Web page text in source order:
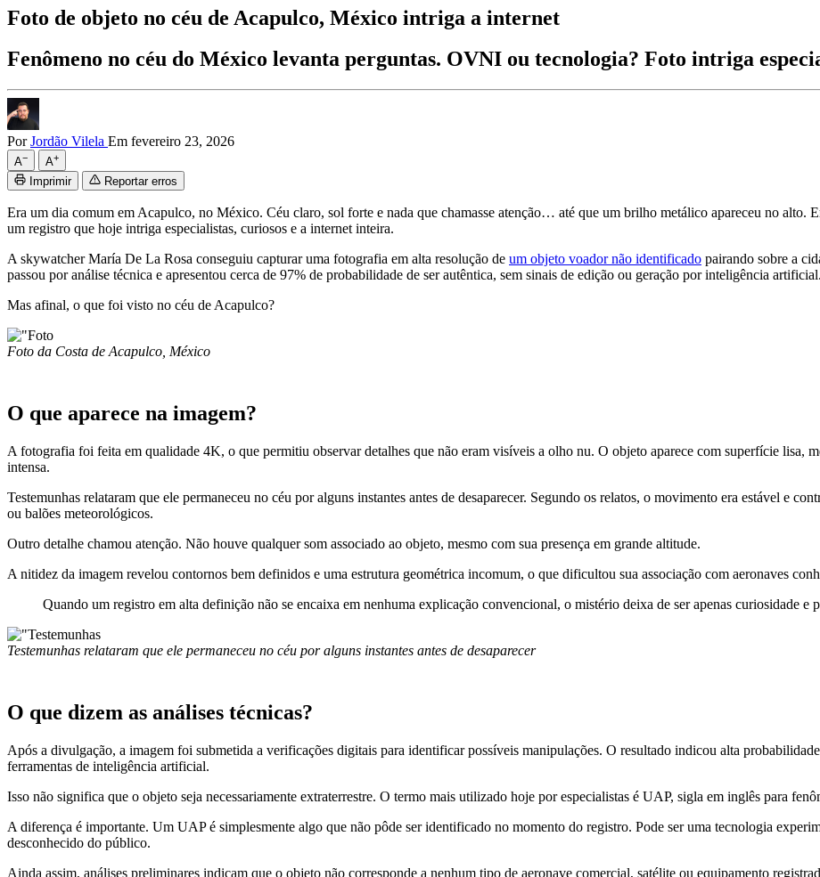
Foto de objeto no céu de Acapulco, México intriga a internet
Fenômeno no céu do México levanta perguntas. OVNI ou tecnologia? Foto intriga
PorJordão Vilela Em fevereiro 23, 2026
A− A+
Imprimir Reportar erros
Era um dia comum em Acapulco, no México. Céu claro, sol forte e nada que chamasse atenção… até que um brilho metálico apareceu no alto.
um registro que hoje intriga especialistas, curiosos e a internet inteira.
A skywatcher María De La Rosa conseguiu capturar uma fotografia em alta resolução de um objeto voador não identificado pairando sobre a
passou por análise técnica e apresentou cerca de 97% de probabilidade de ser autêntica, sem sinais de edição ou geração por inteligência artificial.
Mas afinal, o que foi visto no céu de Acapulco?
Foto da Costa de Acapulco, México
O que aparece na imagem?
A fotografia foi feita em qualidade 4K, o que permitiu observar detalhes que não eram visíveis a olho nu. O objeto aparece com superfície lisa,
intensa.
Testemunhas relataram que ele permaneceu no céu por alguns instantes antes de desaparecer. Segundo os relatos, o movimento era estável e
ou balões meteorológicos.
Outro detalhe chamou atenção. Não houve qualquer som associado ao objeto, mesmo com sua presença em grande altitude.
A nitidez da imagem revelou contornos bem definidos e uma estrutura geométrica incomum, o que dificultou sua associação com aeronaves
Quando um registro em alta definição não se encaixa em nenhuma explicação convencional, o mistério deixa de ser apenas curiosidade e
Testemunhas relataram que ele permaneceu no céu por alguns instantes antes de desaparecer
O que dizem as análises técnicas?
Após a divulgação, a imagem foi submetida a verificações digitais para identificar possíveis manipulações. O resultado indicou alta
ferramentas de inteligência artificial.
Isso não significa que o objeto seja necessariamente extraterrestre. O termo mais utilizado hoje por especialistas é UAP, sigla em inglês para
A diferença é importante. Um UAP é simplesmente algo que não pôde ser identificado no momento do registro. Pode ser uma tecnologia
desconhecido do público.
Ainda assim, análises preliminares indicam que o objeto não corresponde a nenhum tipo de aeronave comercial, satélite ou equipamento